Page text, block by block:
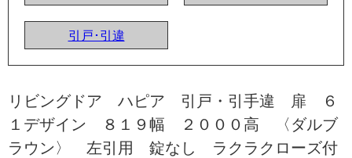
引戸･引違
リビングドア ハピア 引戸・引手違 扉 ６
１デザイン ８１９幅 ２０００高 〈ダルブ
ラウン〉 左引用 錠なし ラクラクローズ付